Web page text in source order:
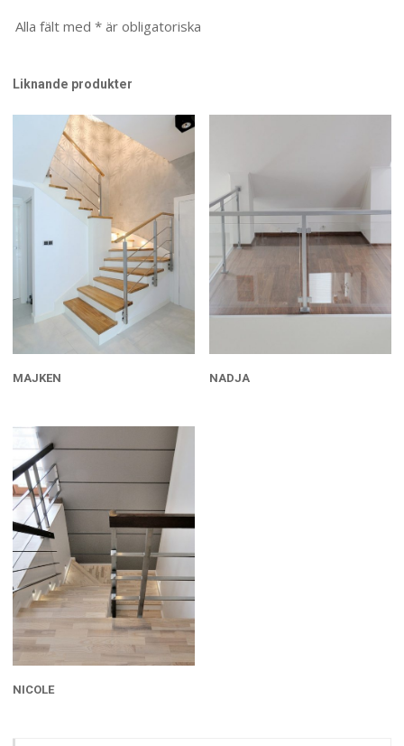
Alla fält med * är obligatoriska
Liknande produkter
MAJKEN NADJA
NICOLE